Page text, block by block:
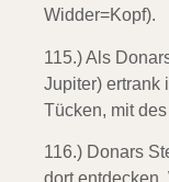
Widder=Kopf).
115.) Als
Jupiter) ertrank
Tücken, mit
116.) Donars
dort